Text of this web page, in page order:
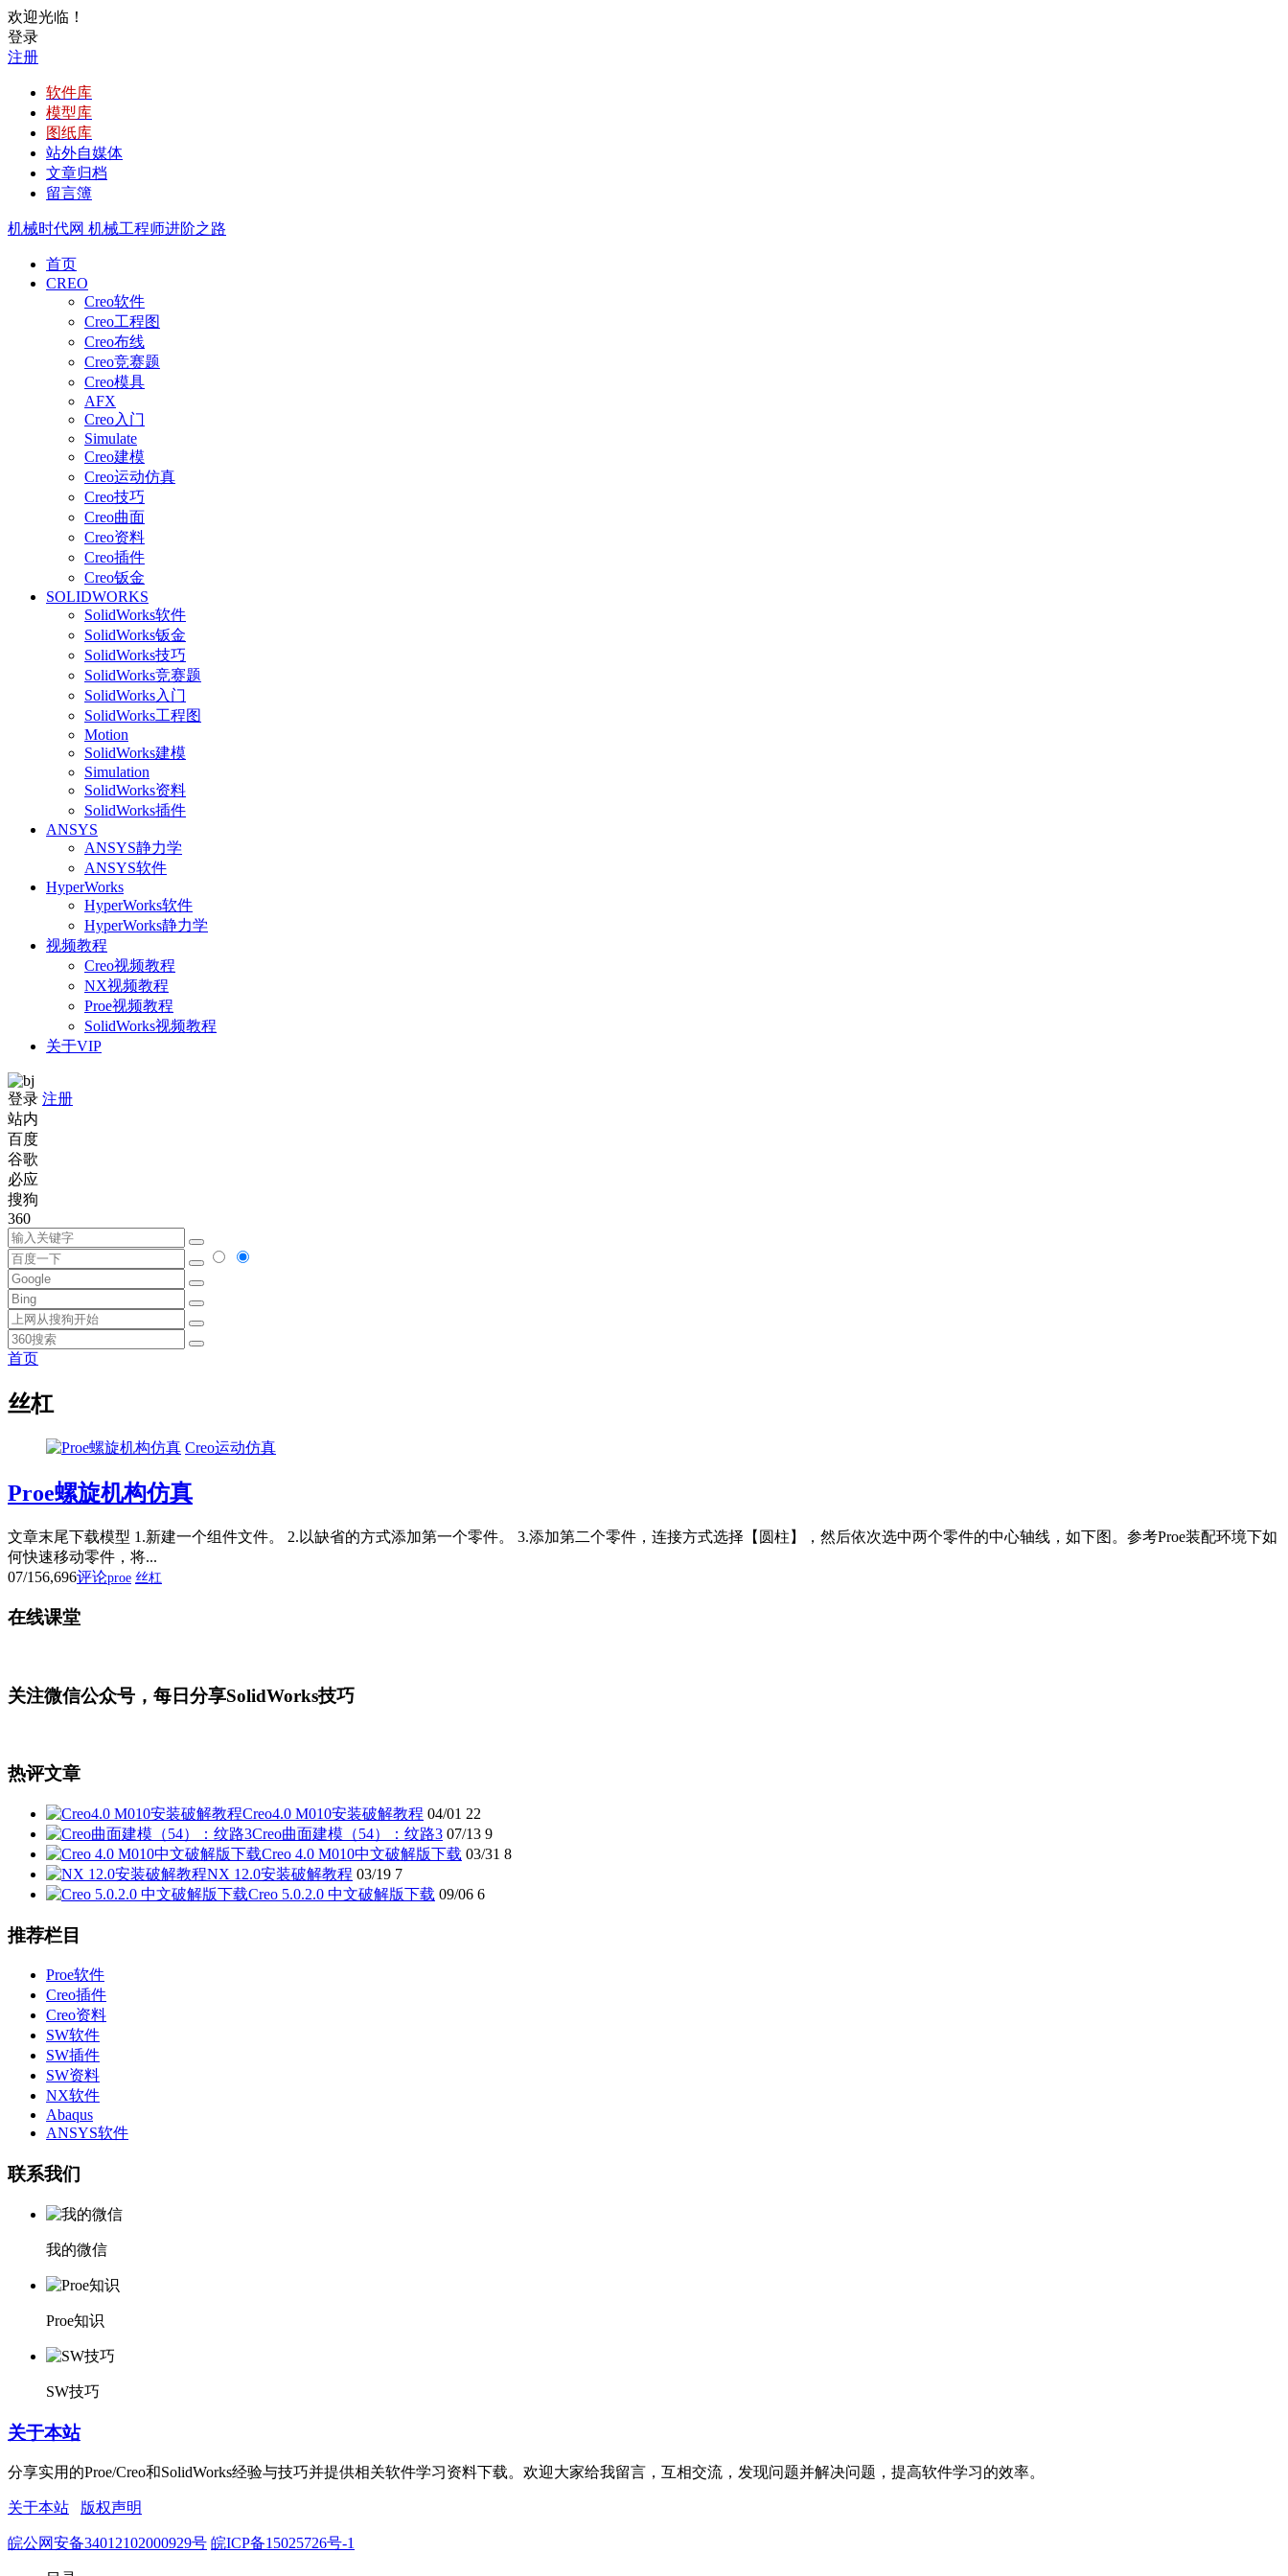
欢迎光临！
登录
注册
软件库
模型库
图纸库
站外自媒体
文章归档
留言簿
机械时代网 机械工程师进阶之路
首页
CREO
Creo软件
Creo工程图
Creo布线
Creo竞赛题
Creo模具
AFX
Creo入门
Simulate
Creo建模
Creo运动仿真
Creo技巧
Creo曲面
Creo资料
Creo插件
Creo钣金
SOLIDWORKS
SolidWorks软件
SolidWorks钣金
SolidWorks技巧
SolidWorks竞赛题
SolidWorks入门
SolidWorks工程图
Motion
SolidWorks建模
Simulation
SolidWorks资料
SolidWorks插件
ANSYS
ANSYS静力学
ANSYS软件
HyperWorks
HyperWorks软件
HyperWorks静力学
视频教程
Creo视频教程
NX视频教程
Proe视频教程
SolidWorks视频教程
关于VIP
登录 注册
站内
百度
谷歌
必应
搜狗
360
首页
丝杠
Creo运动仿真
Proe螺旋机构仿真
文章末尾下载模型 1.新建一个组件文件。 2.以缺省的方式添加第一个零件。 3.添加第二个零件，连接方式选择【圆柱】，然后依次选中两个零件的中心轴线，如下图。参考Proe装配环境下如
何快速移动零件，将...
07/156,696评论proe 丝杠
在线课堂
关注微信公众号，每日分享SolidWorks技巧
热评文章
Creo4.0 M010安装破解教程 04/01 22
Creo曲面建模（54）：纹路3 07/13 9
Creo 4.0 M010中文破解版下载 03/31 8
NX 12.0安装破解教程 03/19 7
Creo 5.0.2.0 中文破解版下载 09/06 6
推荐栏目
Proe软件
Creo插件
Creo资料
SW软件
SW插件
SW资料
NX软件
Abaqus
ANSYS软件
联系我们
我的微信
Proe知识
SW技巧
关于本站
分享实用的Proe/Creo和SolidWorks经验与技巧并提供相关软件学习资料下载。欢迎大家给我留言，互相交流，发现问题并解决问题，提高软件学习的效率。
关于本站 版权声明
皖公网安备34012102000929号 皖ICP备15025726号-1